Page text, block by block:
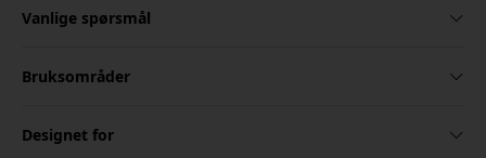
Vanlige spørsmål
Bruksområder
Designet for